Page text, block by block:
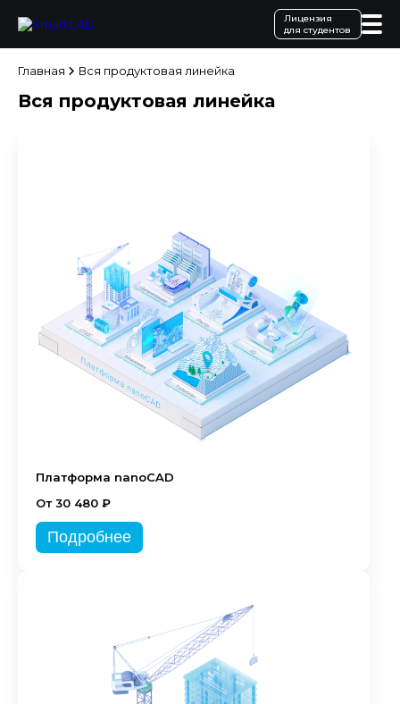
Лицензия
для студентов
Главная Вся продуктовая линейка
Вся продуктовая линейка
Платформа nanoCAD
От 30 480 ₽
Подробнее